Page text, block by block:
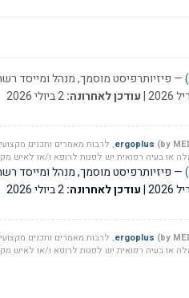
— פיזיותרפיסט מוסמך, מנהל ומייסד
עודכן לאחרונה:
ergoplus (by
, לרבות מאמרים ותכנים
או בעיה רפואית יש לפנות לרופא ו/או לאיש
— פיזיותרפיסט מוסמך, מנהל ומייסד
עודכן לאחרונה:
ergoplus (by
, לרבות מאמרים ותכנים
או בעיה רפואית יש לפנות לרופא ו/או לאיש